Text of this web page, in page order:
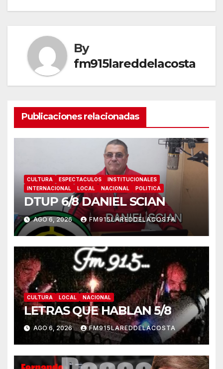
entradas
By
fm915lareddelacosta
Publicaciones relacionadas
CULTURA ESPECTACULOS
INSTITUCIONALES
INTERNACIONAL
LOCAL NACIONAL POLITICA
DTUP 6/8 DANIEL SCIAN
AGO 6, 2026 FM915LAREDDELACOSTA
CULTURA LOCAL NACIONAL
LETRAS QUE HABLAN 5/8
AGO 6, 2026 FM915LAREDDELACOSTA